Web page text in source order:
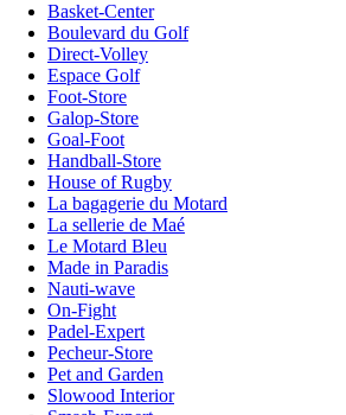
Basket-Center
Boulevard du Golf
Direct-Volley
Espace Golf
Foot-Store
Galop-Store
Goal-Foot
Handball-Store
House of Rugby
La bagagerie du Motard
La sellerie de Maé
Le Motard Bleu
Made in Paradis
Nauti-wave
On-Fight
Padel-Expert
Pecheur-Store
Pet and Garden
Slowood Interior